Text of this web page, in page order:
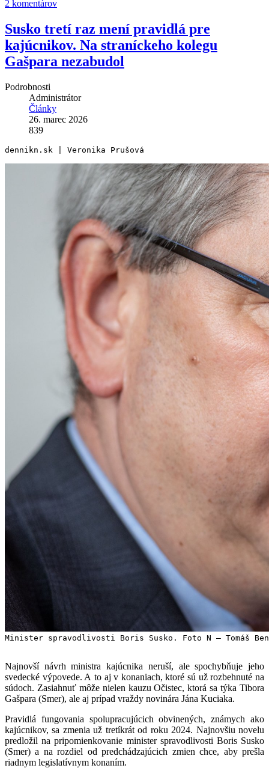
2 komentárov
Susko tretí raz mení pravidlá pre
kajúcnikov. Na straníckeho kolegu
Gašpara nezabudol
Podrobnosti
Administrátor
Články
26. marec 2026
839
dennikn.sk | Veronika Prušová
Minister spravodlivosti Boris Susko. Foto N – Tomáš
Najnovší návrh ministra kajúcnika neruší, ale spochybňuje jeho
svedecké výpovede. A to aj v konaniach, ktoré sú už rozbehnuté na
súdoch. Zasiahnuť môže nielen kauzu Očistec, ktorá sa týka Tibora
Gašpara (Smer), ale aj prípad vraždy novinára Jána Kuciaka.
Pravidlá fungovania spolupracujúcich obvinených, známych ako
kajúcnikov, sa zmenia už tretíkrát od roku 2024. Najnovšiu novelu
predložil na pripomienkovanie minister spravodlivosti Boris Susko
(Smer) a na rozdiel od predchádzajúcich zmien chce, aby prešla
riadnym legislatívnym konaním.